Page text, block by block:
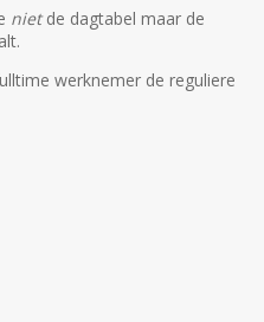
nietde dagtabel maar de
werknemer de reguliere